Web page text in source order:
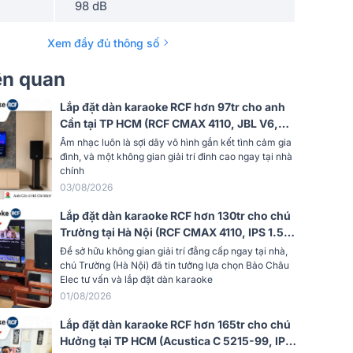
98 dB
60Hz - 20 kHz (± 3dB)
âm
8 ohms
x
90° x 70°
2 đường tiếng
Loa fullrange (phổ thông)
Đen
Siêu cao cấp
Xem đầy đủ thông số
quan
Lắp đặt dàn karaoke RCF hơn 97tr cho anh
Cần tại TP HCM (RCF CMAX 4110, JBL V6,
JBL KX190, Alto TS12S, JBL VM300)
Âm nhạc luôn là sợi dây vô hình gắn kết tình cảm gia
đình, và một không gian giải trí đỉnh cao ngay tại nhà
chính
03/08/2026
Lắp đặt dàn karaoke RCF hơn 130tr cho chú
Trường tại Hà Nội (RCF CMAX 4110, IPS 1.5K,
JBL VX9, 702AS MK3, VM300,…)
Để sở hữu không gian giải trí đẳng cấp ngay tại nhà,
chú Trường (Hà Nội) đã tin tưởng lựa chọn Bảo Châu
Elec tư vấn và lắp đặt dàn karaoke
01/08/2026
Lắp đặt dàn karaoke RCF hơn 165tr cho chú
Hưởng tại TP HCM (Acustica C 5215-99, IPS